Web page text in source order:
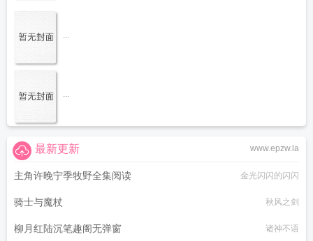
...
...
www.epzw.la
最新更新
主角许晚宁季牧野全集阅读 金光闪闪的闪闪
骑士与魔杖 秋风之剑
柳月红陆沉笔趣阁无弹窗 诸神不语